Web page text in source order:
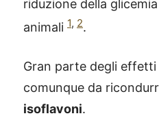
riduzione della
animali 1, 2.
Gran parte degli effetti
comunque da
isoflavoni.